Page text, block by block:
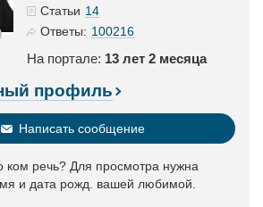
Статьи 14
Ответы: 100216
На портале: 13 лет 2 месяца
профиль
Написать сообщение
ком речь? Для просмотра нужна
и дата рожд. вашей любимой.